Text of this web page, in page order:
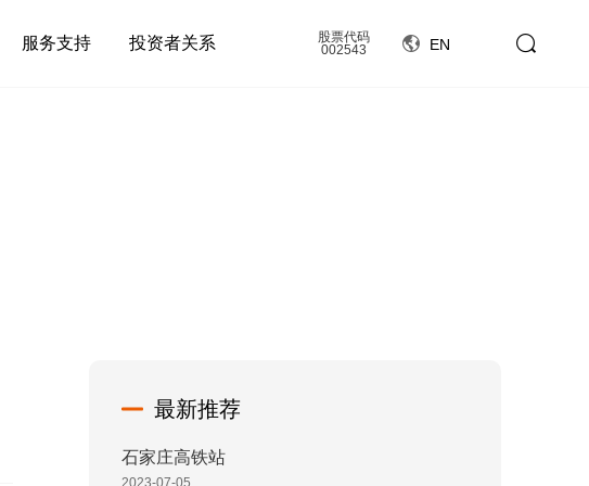
服务支持 投资者关系
股票代码
002543
EN
最新推荐
石家庄高铁站
2023-07-05